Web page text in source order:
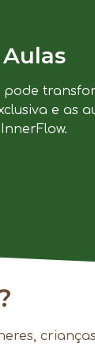
Aulas
pode
e as
InnerFlow.